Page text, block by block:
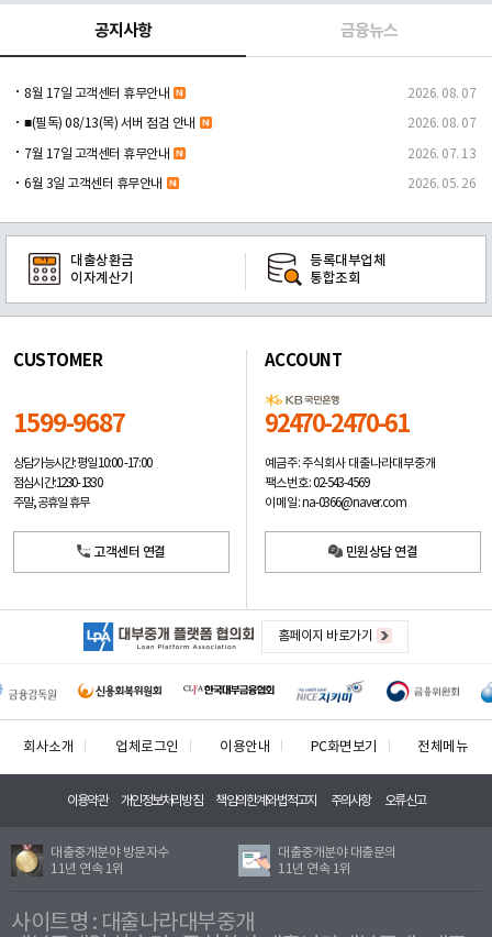
공지사항 금융뉴스
8월 17일 고객센터 휴무안내 2026. 08. 07
■(필독) 08/13(목) 서버 점검 안내 2026. 08. 07
7월 17일 고객센터 휴무안내 2026. 07. 13
6월 3일 고객센터 휴무안내 2026. 05. 26
대출상환금
이자계산기
등록대부업체
통합조회
CUSTOMER
1599-9687
상담가능시간: 평일10:00 -17:00
점심시간: 12:30 - 13:30
주말, 공휴일 휴무
고객센터 연결
ACCOUNT
92470-2470-61
예금주: 주식회사 대출나라대부중개
팩스번호: 02-543-4569
이메일: na-0366@naver.com
민원상담 연결
홈페이지 바로가기
회사소개 업체로그인 이용안내 PC화면보기 전체메뉴
이용약관 개인정보처리방침 책임의한계와법적고지 주의사항 오류신고
대출중개분야 방문자수
11년 연속 1위
대출중개분야 대출문의
11년 연속 1위
사이트명 : 대출나라대부중개